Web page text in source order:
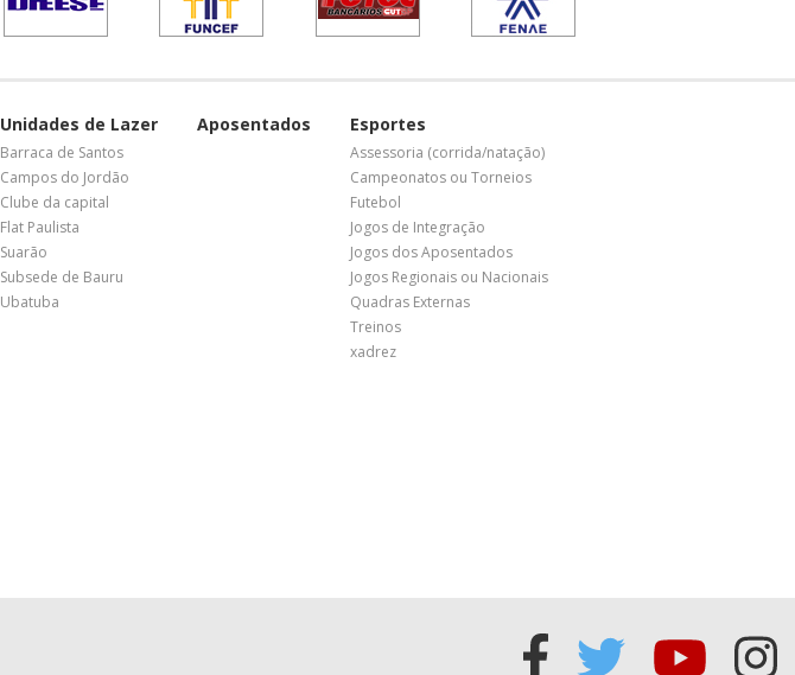
Unidades de Lazer
Barraca de Santos
Campos do Jordão
Clube da capital
Flat Paulista
Suarão
Subsede de Bauru
Ubatuba
Aposentados Esportes
Assessoria (corrida/natação)
Campeonatos ou Torneios
Futebol
Jogos de Integração
Jogos dos Aposentados
Jogos Regionais ou Nacionais
Quadras Externas
Treinos
xadrez
Acessar
Acessar